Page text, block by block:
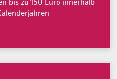
bis zu 150 Euro innerhalb